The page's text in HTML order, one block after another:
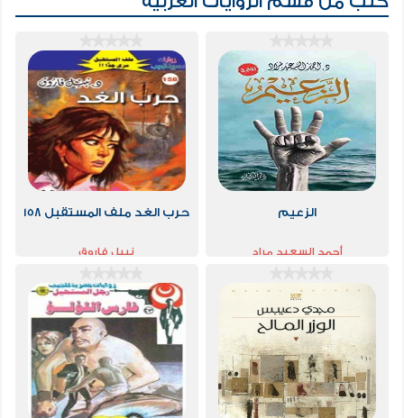
الزعيم
أحمد السعيد مراد
حرب الغد ملف المستقبل 158
نبيل فاروق